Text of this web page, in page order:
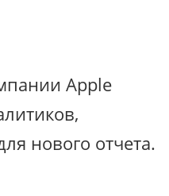
Apple
нового отчета.